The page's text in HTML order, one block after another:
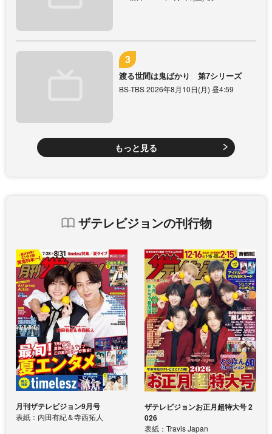
渡る世間は鬼ばかり 第7シリーズ
BS-TBS 2026年8月10日(月) 昼4:59
もっと見る
ザテレビジョンの刊行物
月刊ザテレビジョン9月号
表紙：内田有紀＆寺西拓人
ザテレビジョンお正月超特大号 2
026
表紙：Travis Japan